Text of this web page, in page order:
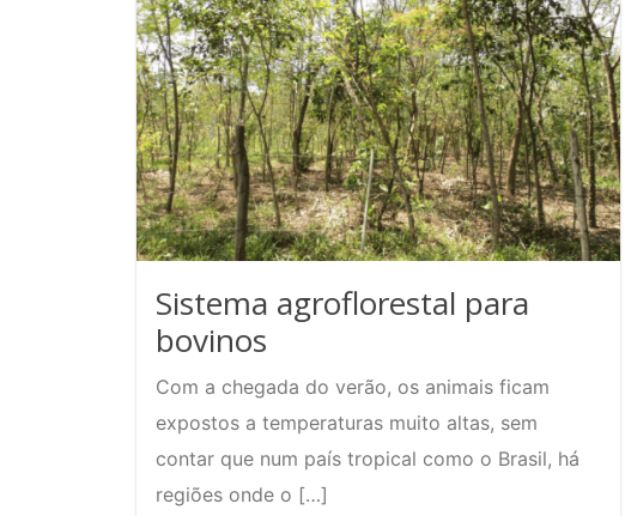
bovinos
leite:
o
que
oferecer
na
seca?
Sistema agroflorestal para
bovinos
Com a chegada do verão, os animais ficam
expostos a temperaturas muito altas, sem
contar que num país tropical como o Brasil, há
regiões onde o […]